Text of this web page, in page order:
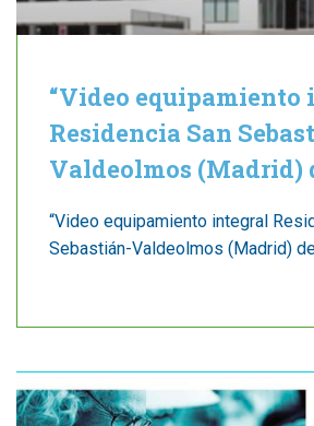
“Video equipamiento
Residencia San
Valdeolmos (Madrid)
“Video equipamiento integral
Sebastián-Valdeolmos (Madrid)